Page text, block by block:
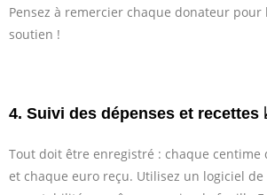
Pensez à remercier chaque donateur pour
soutien !
4. Suivi des dépenses et recettes
Tout doit être enregistré : chaque centime
et chaque euro reçu. Utilisez un logiciel de